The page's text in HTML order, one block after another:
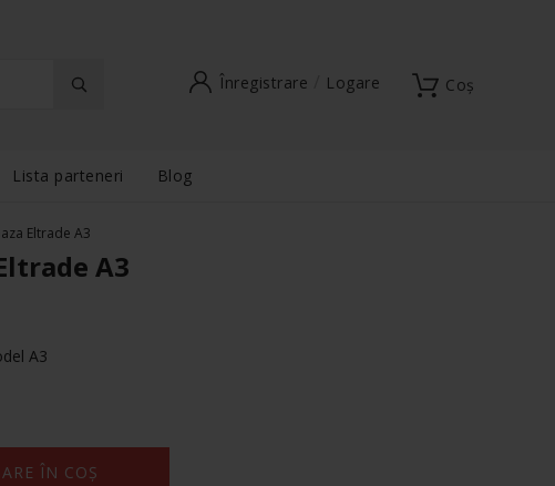
Coș
Înregistrare Logare
Lista parteneri Blog
Eltrade A3
A3
A3
ÎN COȘ